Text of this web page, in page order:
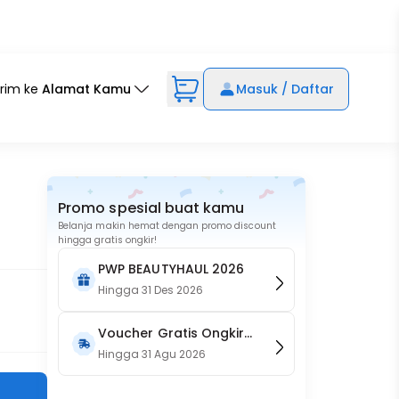
ke Alamat Kamu Masuk / Daftar
Promo spesial buat kamu
Belanja makin hemat dengan promo discount
hingga gratis ongkir!
PWP BEAUTYHAUL 2026
Hingga31 Des 2026
Voucher Gratis Ongkir
15RB (Only on Website)
Hingga31 Agu 2026